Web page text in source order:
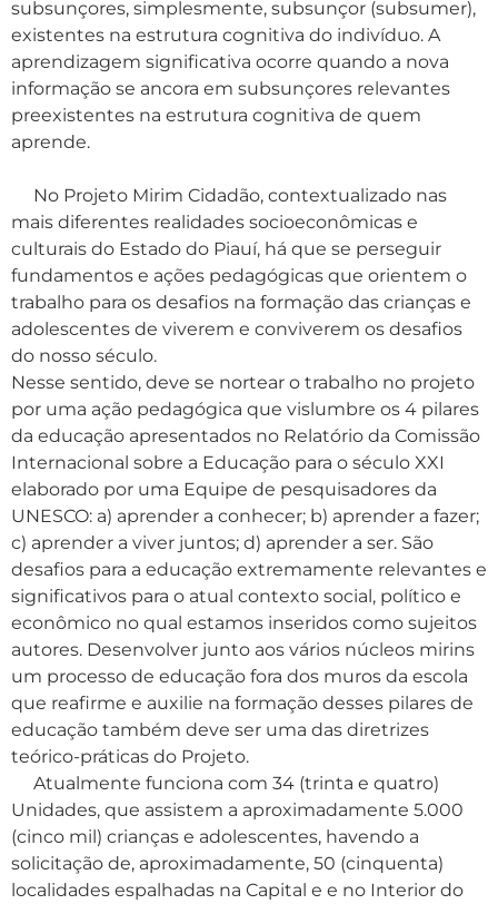
subsunçores, simplesmente, subsunçor (subsumer),
existentes na estrutura cognitiva do indivíduo. A
aprendizagem significativa ocorre quando a nova
informação se ancora em subsunçores relevantes
preexistentes na estrutura cognitiva de quem
aprende.
No Projeto Mirim Cidadão, contextualizado nas
mais diferentes realidades socioeconômicas e
culturais do Estado do Piauí, há que se perseguir
fundamentos e ações pedagógicas que orientem o
trabalho para os desafios na formação das crianças e
adolescentes de viverem e conviverem os desafios
do nosso século.
Nesse sentido, deve se nortear o trabalho no projeto
por uma ação pedagógica que vislumbre os 4 pilares
da educação apresentados no Relatório da Comissão
Internacional sobre a Educação para o século XXI
elaborado por uma Equipe de pesquisadores da
UNESCO: a) aprender a conhecer; b) aprender a fazer;
c) aprender a viver juntos; d) aprender a ser. São
desafios para a educação extremamente relevantes e
significativos para o atual contexto social, político e
econômico no qual estamos inseridos como sujeitos
autores. Desenvolver junto aos vários núcleos mirins
um processo de educação fora dos muros da escola
que reafirme e auxilie na formação desses pilares de
educação também deve ser uma das diretrizes
teórico-práticas do Projeto.
Atualmente funciona com 34 (trinta e quatro)
Unidades, que assistem a aproximadamente 5.000
(cinco mil) crianças e adolescentes, havendo a
solicitação de, aproximadamente, 50 (cinquenta)
localidades espalhadas na Capital e e no Interior do